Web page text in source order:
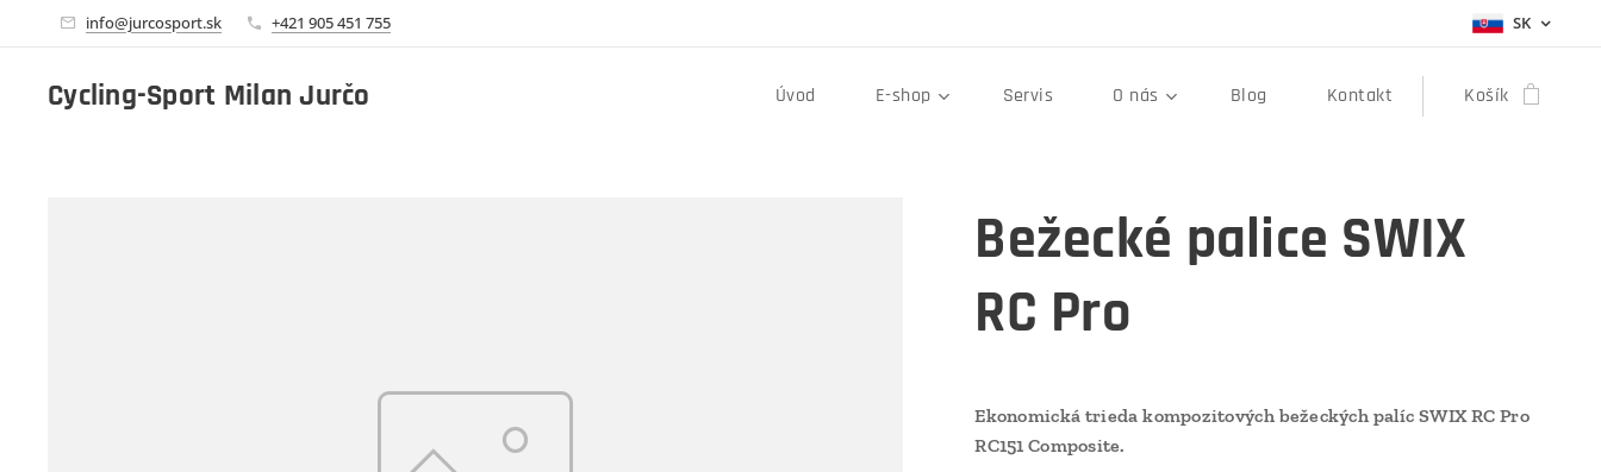
info@jurcosport.sk +421 905 451 755 SK
Cycling-Sport Milan Jurčo Úvod E-shop Servis O nás Blog Kontakt Košík
Bežecké palice SWIX
RC Pro
Ekonomická trieda kompozitových bežeckých palíc SWIX RC Pro
RC151 Composite.